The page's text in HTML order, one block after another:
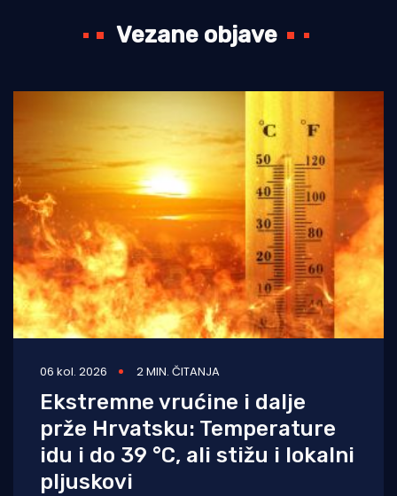
Vezane objave
06 kol. 2026 2 MIN. ČITANJA
Ekstremne vrućine i dalje
prže Hrvatsku: Temperature
idu i do 39 °C, ali stižu i lokalni
pljuskovi